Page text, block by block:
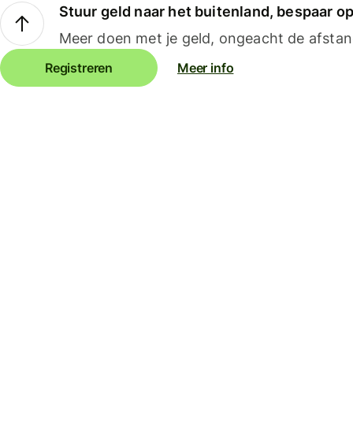
Stuur geld naar het buitenland, bespaar
Meer doen met je geld, ongeacht de
Registreren Meer info